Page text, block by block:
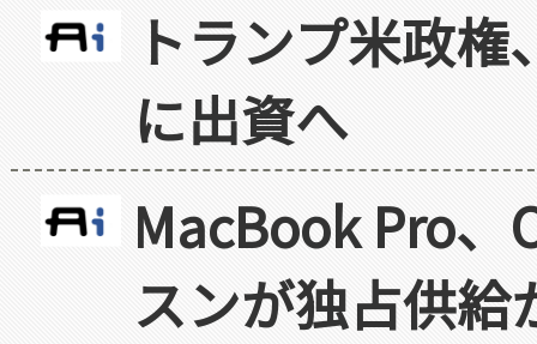
トランプ米政
に出資へ
MacBook Pro
スンが独占供給